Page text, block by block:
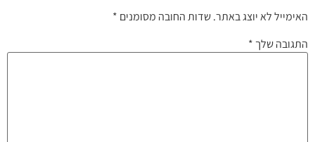
האימייל לא יוצג באתר.שדות החובה מסומנים *
התגובה שלך *